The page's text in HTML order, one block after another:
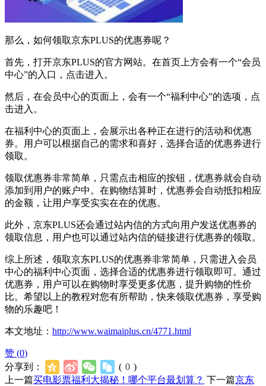
那么，如何领取京东PLUS的优惠券呢？
首先，打开京东PLUS的官方网站。在首页上方会有一个“会员
中心”的入口，点击进入。
然后，在会员中心的页面上，会有一个“福利中心”的选项，点
击进入。
在福利中心的页面上，会展示出各种正在进行的活动和优惠
券。用户可以根据自己的需求和喜好，选择合适的优惠券进行
领取。
领取优惠券非常简单，只需点击相应的按钮，优惠券就会自动
添加到用户的账户中。在购物结算时，优惠券会自动抵扣相应
的金额，让用户享受实实在在的优惠。
此外，京东PLUS还会通过站内信的方式向用户发送优惠券的
领取信息，用户也可以通过站内信的链接进行优惠券的领取。
综上所述，领取京东PLUS的优惠券非常简单，只需进入会员
中心的福利中心页面，选择合适的优惠券进行领取即可。通过
优惠券，用户可以在购物时享受更多优惠，提升购物的性价
比。希望以上的教程对您有所帮助，快来领取优惠券，享受购
物的乐趣吧！
本文地址： http://www.waimaiplus.cn/4771.html
赞 (0)
分享到：
( 0 )
上一篇买电影票福利大揭秘！哪个平台最划算？ 下一篇京东